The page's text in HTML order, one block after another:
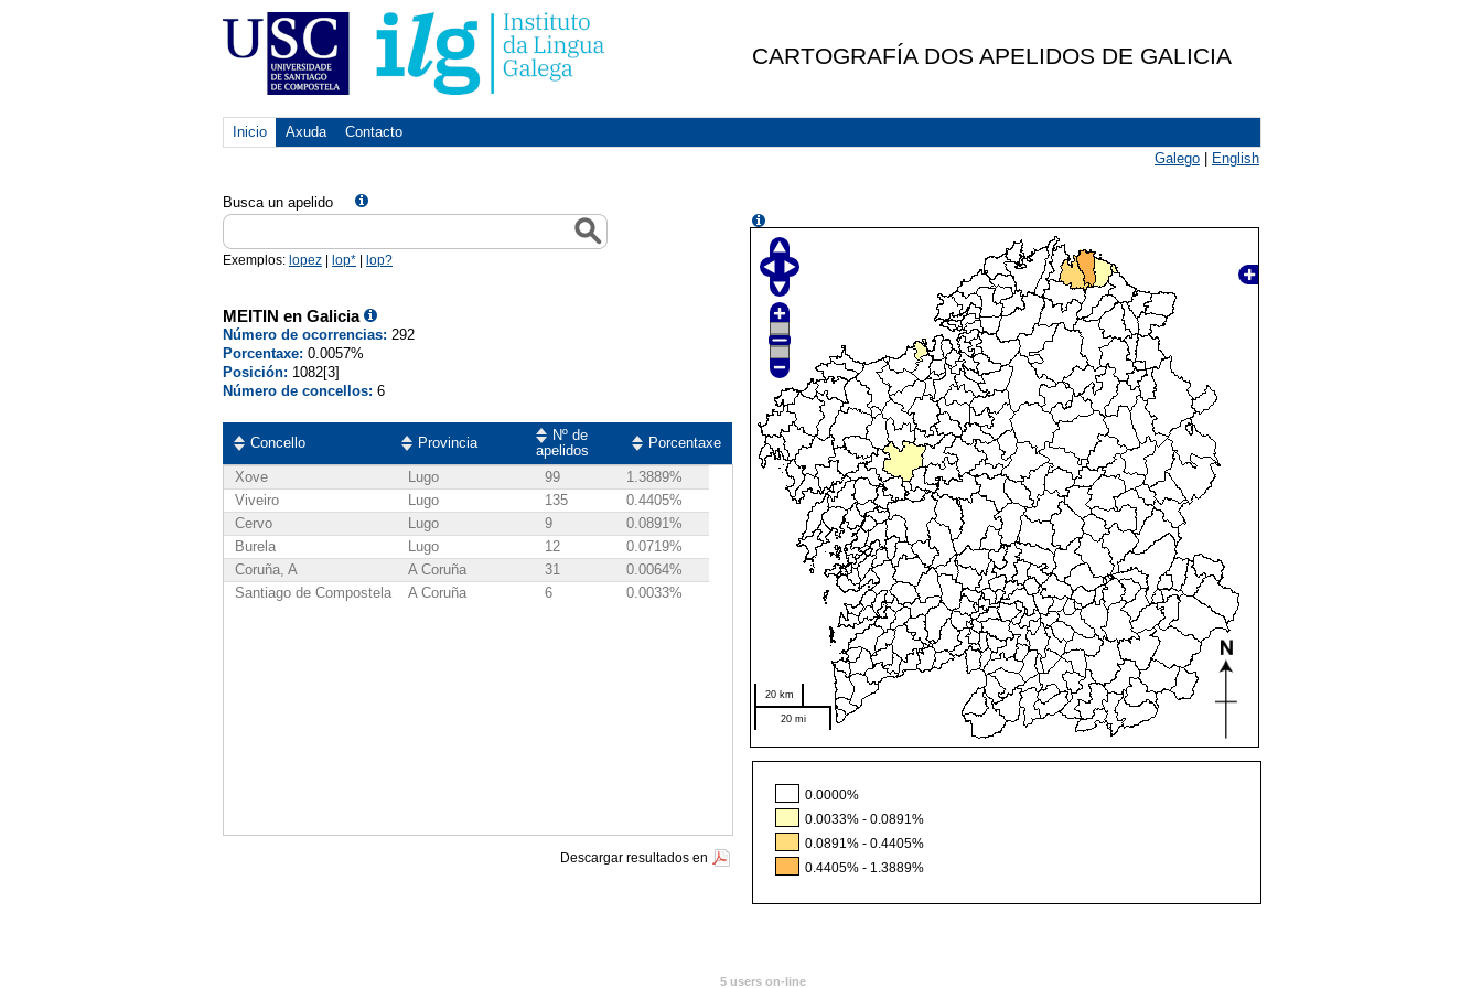
CARTOGRAFÍA DOS APELIDOS DE GALICIA
Inicio Axuda
Contacto
Galego
English
Busca un apelido
Exemplos: lopez lop* lop?
MEITIN en Galicia
Número de ocorrencias: 292
Porcentaxe: 0.0057%
Posición: 1082[3]
Número de concellos: 6
Concello Provincia
Nº de
apelidos
Porcentaxe
Xove Lugo 99
1.3889%
Viveiro
Lugo 135
0.4405%
Cervo
Lugo 9
0.0891%
Burela
Lugo 12
0.0719%
Coruña, A
A Coruña 31
0.0064%
Santiago de Compostela
A Coruña 6 0.0033%
Descargar resultados en
20 km
20 mi
0.0000%
0.0033% - 0.0891%
0.0891% - 0.4405%
0.4405% - 1.3889%
5 users on-line